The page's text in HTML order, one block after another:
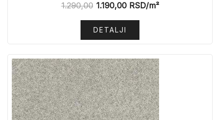
1.290,00 1.190,00RSD/m²
DETALJI